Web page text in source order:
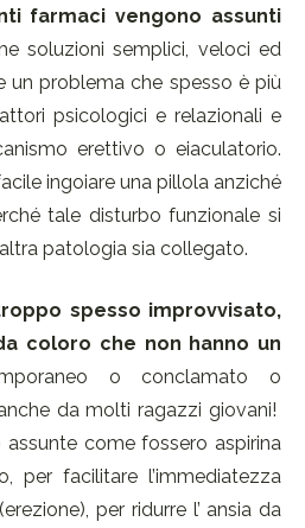
farmaci vengono assunti
soluzioni semplici, veloci ed
un problema che spesso è più
psicologici e relazionali e
erettivo o eiaculatorio.
ingoiare una pillola anziché
tale disturbo funzionale si
patologia sia collegato.
spesso improvvisato,
coloro che non hanno un
o conclamato o
da molti ragazzi giovani!
come fossero aspirina
per facilitare l’immediatezza
per ridurre l’ ansia da